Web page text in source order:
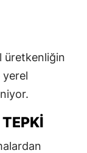
üretkenliğin
yerel